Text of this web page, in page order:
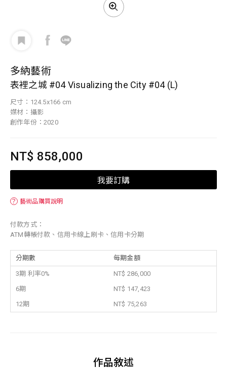
多納藝術
表裡之城 #04 Visualizing the City #04 (L)
尺寸：124.5x166 cm
媒材：攝影
創作年份：2020
NT$ 858,000
我要訂購
？ 藝術品購買說明
付款方式：
ATM轉帳付款、信用卡線上刷卡、信用卡分期
分期數 每期金額
3期 利率0%
NT$ 286,000
6期
NT$ 147,423
12期
NT$ 75,263
作品敘述